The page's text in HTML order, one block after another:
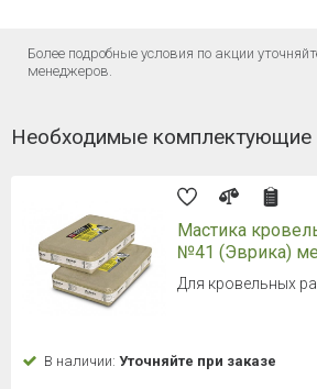
Более подробные условия по акции
менеджеров.
Необходимые комплектующие
Мастика
№41 (Эврика)
Для кровельных
В наличии: Уточняйте при заказе